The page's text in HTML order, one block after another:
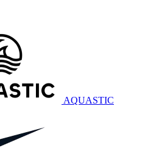
AQUASTIC